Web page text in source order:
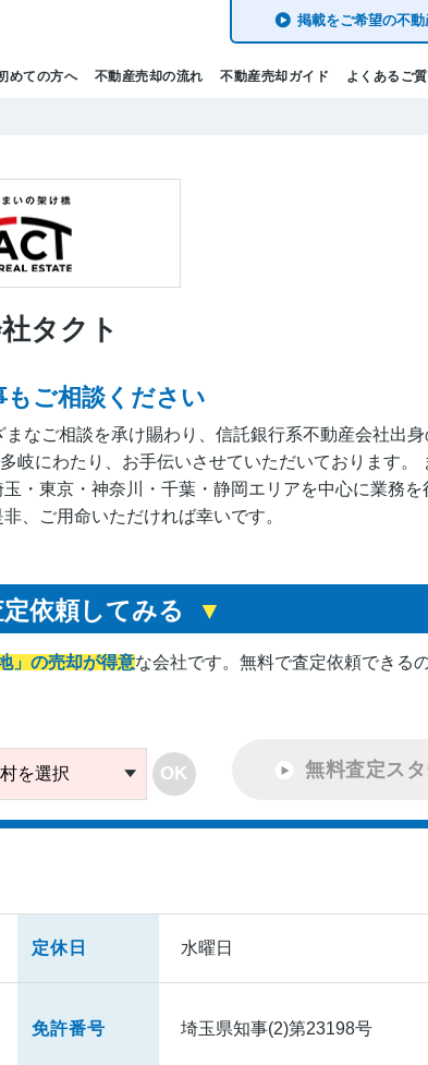
めての方へ 不動産売却の流れ 不動産売却ガイド よくあるご
掲載をご希望の不
タクト
もご相談ください
なご相談を承け賜わり、信託銀行系不動産会社出
岐にわたり、お手伝いさせていただいております。
・東京・神奈川・千葉・静岡エリアを中心に業務を
、ご用命いただければ幸いです。
依頼してみる
」の売却が得意な会社です。 無料で査定依頼できる
を選択 OK 無料査定スタ
定休日 水曜日
免許番号 埼玉県知事(2)第23198号